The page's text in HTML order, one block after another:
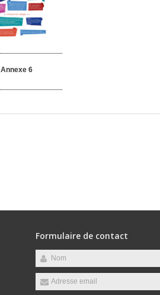
Annexe 6
Formulaire de contact